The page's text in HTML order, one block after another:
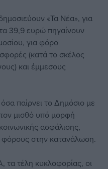
«Τα Νέα», για
39,9 ευρώ πηγαίνουν
για φόρο
(κατά το σκέλος
και έμμεσους
παίρνει το Δημόσιο με
μισθό υπό μορφή
ασφάλισης,
φόρους στην κατανάλωση.
τα τέλη κυκλοφορίας, οι